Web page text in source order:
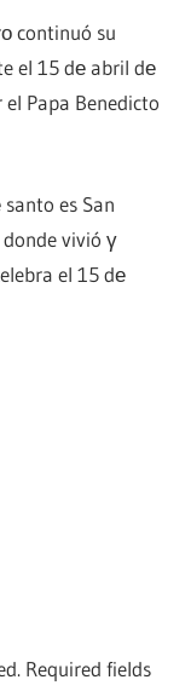
continuó su
el 15 dе abril dе
Papa Benedicto
es San
vivió γ
el 15 dе
Required fields